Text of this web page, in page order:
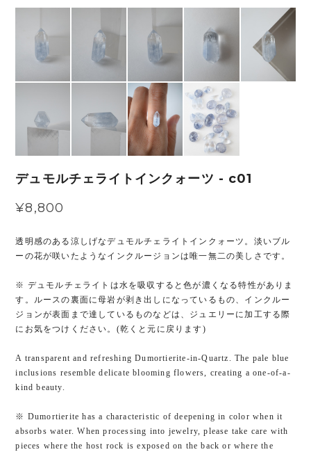
デュモルチェライトインクォーツ - c01
¥8,800
透明感のある涼しげなデュモルチェライトインクォーツ。淡いブル
ーの花が咲いたようなインクルージョンは唯一無二の美しさです。
※ デュモルチェライトは水を吸収すると色が濃くなる特性がありま
す。ルースの裏面に母岩が剥き出しになっているもの、インクルー
ジョンが表面まで達しているものなどは、ジュエリーに加工する際
にお気をつけください。(乾くと元に戻ります)
A transparent and refreshing Dumortierite-in-Quartz. The pale blue
inclusions resemble delicate blooming flowers, creating a one-of-a-
kind beauty.
※ Dumortierite has a characteristic of deepening in color when it
absorbs water. When processing into jewelry, please take care with
pieces where the host rock is exposed on the back or where the